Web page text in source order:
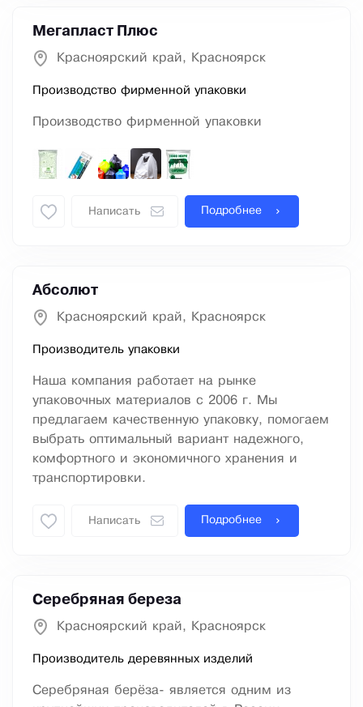
Мегапласт Плюс
Красноярский край, Красноярск
Производство фирменной упаковки
Производство фирменной упаковки
Написать Подробнее
Абсолют
Красноярский край, Красноярск
Производитель упаковки
Наша компания работает на рынке
упаковочных материалов с 2006 г. Мы
предлагаем качественную упаковку, помогаем
выбрать оптимальный вариант надежного,
комфортного и экономичного хранения и
транспортировки.
Написать Подробнее
Серебряная береза
Красноярский край, Красноярск
Производитель деревянных изделий
Серебряная берёза- является одним из